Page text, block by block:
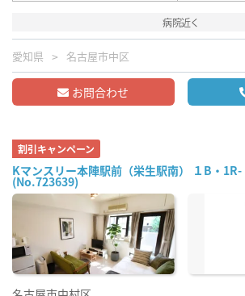
病院近く
愛知県 名古屋市中区
お問合わせ
割引キャンペーン
Kマンスリー本陣駅前（栄生駅南） １B・1R-
(No.723639)